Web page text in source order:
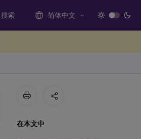
搜索 简体中文
在本文中